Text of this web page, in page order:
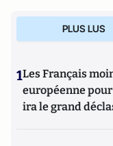
PLUS LUS
1Les Français
européenne
ira le grand